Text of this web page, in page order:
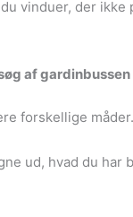
vinduer, der
af gardinbussen
forskellige
ud, hvad du